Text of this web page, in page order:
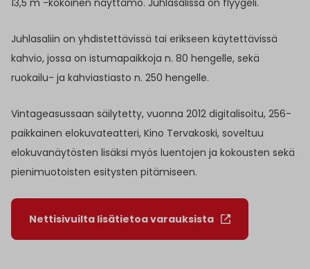
13,5 m -kokoinen näyttämö. Juhlasalissa on flyygeli.
Juhlasaliin on yhdistettävissä tai erikseen käytettävissä
kahvio, jossa on istumapaikkoja n. 80 hengelle, sekä
ruokailu- ja kahviastiasto n. 250 hengelle.
Vintageasussaan säilytetty, vuonna 2012 digitalisoitu, 256-
paikkainen elokuvateatteri, Kino Tervakoski, soveltuu
elokuvanäytösten lisäksi myös luentojen ja kokousten sekä
pienimuotoisten esitysten pitämiseen.
Nettisivuilta lisätietoa varauksista